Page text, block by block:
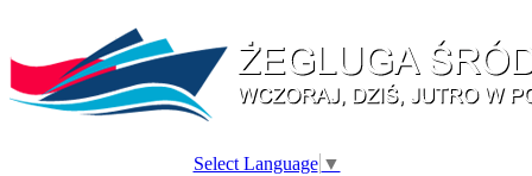
Select Language ▼